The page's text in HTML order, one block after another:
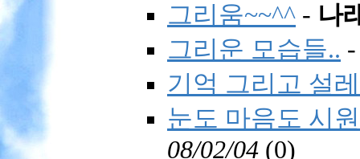
그리움~~^^ - 나
그리운 모습들..
기억 그리고 설
눈도 마음도 시
08/02/04 (0)